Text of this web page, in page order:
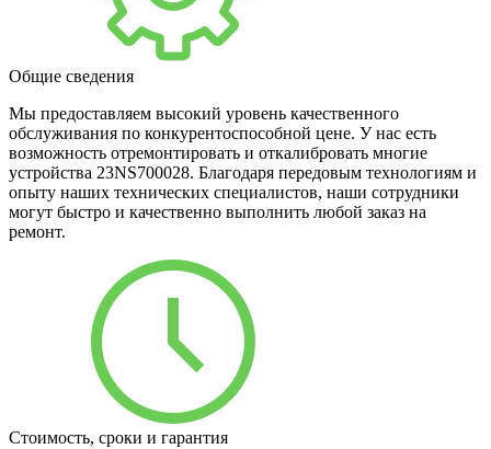
Общие сведения
Мы предоставляем высокий уровень качественного
обслуживания по конкурентоспособной цене. У нас есть
возможность отремонтировать и откалибровать многие
устройства 23NS700028. Благодаря передовым технологиям и
опыту наших технических специалистов, наши сотрудники
могут быстро и качественно выполнить любой заказ на
ремонт.
Стоимость, сроки и гарантия